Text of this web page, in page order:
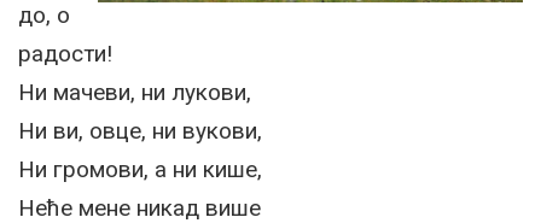
до, о
радости!
Ни мачеви, ни лукови,
Ни ви, овце, ни вукови,
Ни громови, а ни кише,
Неће мене никад више